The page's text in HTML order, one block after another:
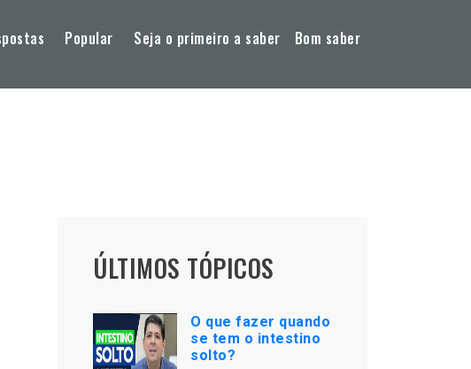
Popular Seja o primeiro a saber Bom saber
ÚLTIMOS TÓPICOS
O que fazer quando
se tem o intestino
solto?